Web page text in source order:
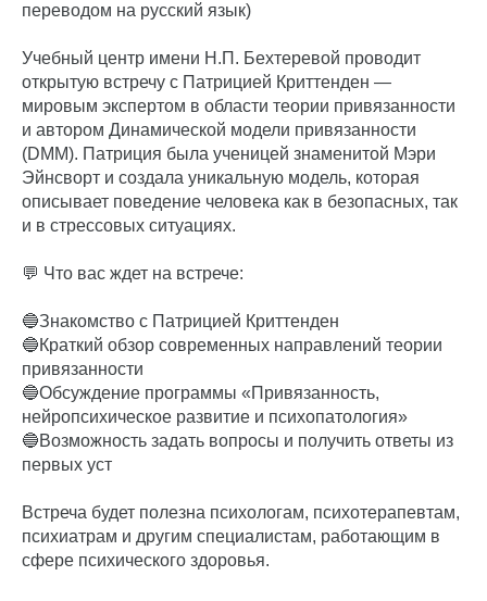
переводом на русский язык)
Учебный центр имени Н.П. Бехтеревой проводит
открытую встречу с Патрицией Криттенден —
мировым экспертом в области теории привязанности
и автором Динамической модели привязанности
(DMM). Патриция была ученицей знаменитой Мэри
Эйнсворт и создала уникальную модель, которая
описывает поведение человека как в безопасных, так
и в стрессовых ситуациях.
💬 Что вас ждет на встрече:
🔵Знакомство с Патрицией Криттенден
🔵Краткий обзор современных направлений теории
привязанности
🔵Обсуждение программы «Привязанность,
нейропсихическое развитие и психопатология»
🔵Возможность задать вопросы и получить ответы из
первых уст
Встреча будет полезна психологам, психотерапевтам,
психиатрам и другим специалистам, работающим в
сфере психического здоровья.